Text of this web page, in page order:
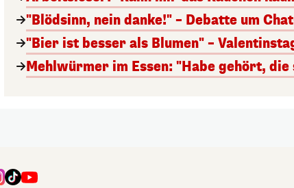
"Blödsinn, nein danke!" – Debatte um
"Bier ist besser als Blumen" –
Mehlwürmer im Essen: "Habe gehört,